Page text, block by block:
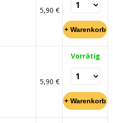
5,90 €
5,90 €
Vorrätig